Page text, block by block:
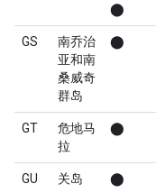
⬤
GS
南乔治
亚和南
桑威奇
群岛
⬤
GT
危地马
拉
⬤
GU 关岛 ⬤